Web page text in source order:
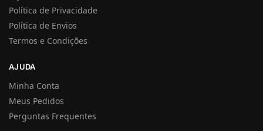
Política de Privacidade
Política de Envios
Termos e Condições
AJUDA
Minha Conta
Meus Pedidos
Perguntas Frequentes